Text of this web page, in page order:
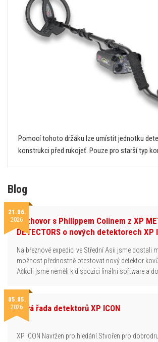
Pomocí tohoto držáku lze umístit jednotku
konstrukci před rukojeť. Pouze pro starší typ
Blog
21.06.
2026Rozhovor s Philippem Colinem z XP
DETECTORS o nových detektorech XP
Na březnové expedici ve Střední Asii jsme dostali
možnost přednostně otestovat nový detektor kovů
Ačkoli jsme neměli k dispozici finální software a
05.05.
2026Nová řada detektorů XP ICON
XP ICON Navržen pro hledání.Stvořen pro